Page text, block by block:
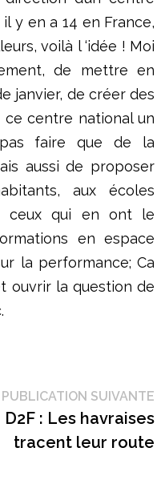
y en a 14 en France,
voilà l ‘idée ! Moi
de mettre en
janvier, de créer des
ce centre national un
faire que de la
aussi de proposer
aux écoles
ceux qui en ont le
en espace
la performance; Ca
ouvrir la question de
PUBLICATION SUIVANTE
D2F : Les havraises
tracent leur route